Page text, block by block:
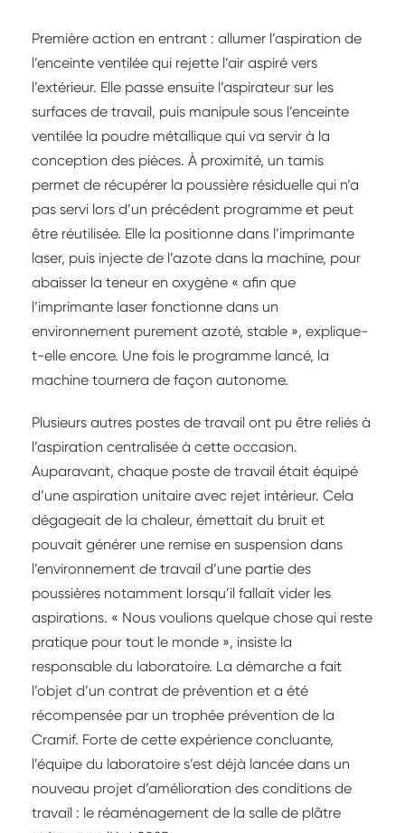
Première action en entrant : allumer l’aspiration de
l’enceinte ventilée qui rejette l’air aspiré vers
l’extérieur. Elle passe ensuite l’aspirateur sur les
surfaces de travail, puis manipule sous l’enceinte
ventilée la poudre métallique qui va servir à la
conception des pièces. À proximité, un tamis
permet de récupérer la poussière résiduelle qui n’a
pas servi lors d’un précédent programme et peut
être réutilisée. Elle la positionne dans l’imprimante
laser, puis injecte de l’azote dans la machine, pour
abaisser la teneur en oxygène « afin que
l’imprimante laser fonctionne dans un
environnement purement azoté, stable », explique-
t-elle encore. Une fois le programme lancé, la
machine tournera de façon autonome.
Plusieurs autres postes de travail ont pu être reliés à
l’aspiration centralisée à cette occasion.
Auparavant, chaque poste de travail était équipé
d’une aspiration unitaire avec rejet intérieur. Cela
dégageait de la chaleur, émettait du bruit et
pouvait générer une remise en suspension dans
l’environnement de travail d’une partie des
poussières notamment lorsqu’il fallait vider les
aspirations. « Nous voulions quelque chose qui reste
pratique pour tout le monde », insiste la
responsable du laboratoire. La démarche a fait
l’objet d’un contrat de prévention et a été
récompensée par un trophée prévention de la
Cramif. Forte de cette expérience concluante,
l’équipe du laboratoire s’est déjà lancée dans un
nouveau projet d’amélioration des conditions de
travail : le réaménagement de la salle de plâtre